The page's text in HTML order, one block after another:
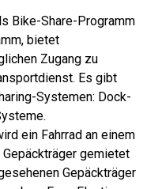
Bike-Share-Programm
bietet
Zugang zu
Es gibt
Systemen: Dock-
ein Fahrrad an einem
gemietet
Gepäckträger